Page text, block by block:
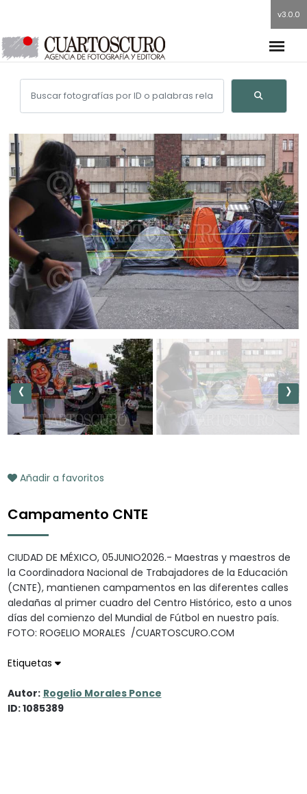
v3.0.0
‹ ›
Añadir a favoritos
Campamento CNTE
CIUDAD DE MÉXICO, 05JUNIO2026.- Maestras y maestros de
la Coordinadora Nacional de Trabajadores de la Educación
(CNTE), mantienen campamentos en las diferentes calles
aledañas al primer cuadro del Centro Histórico, esto a unos
días del comienzo del Mundial de Fútbol en nuestro país.
FOTO: ROGELIO MORALES /CUARTOSCURO.COM
Etiquetas
Autor: Rogelio Morales Ponce
ID: 1085389